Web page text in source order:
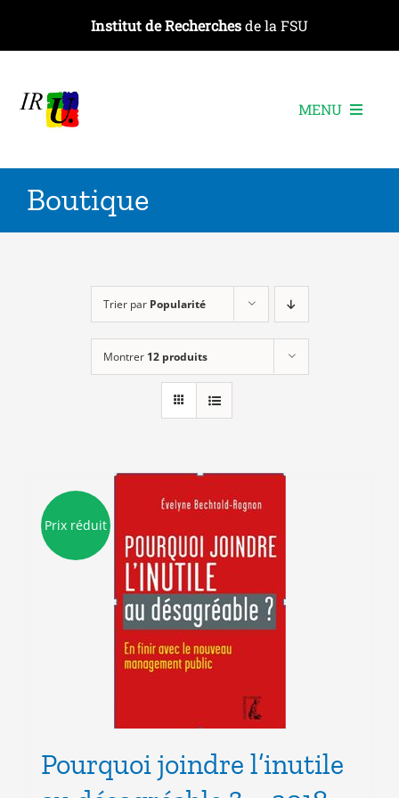
contenu
Institut de Recherchesde la FSU
MENU
Les recherches
Les événements
Boutique
Trier par Popularité
Montrer 12 produits
Prix réduit
Pourquoi joindre l’inutile